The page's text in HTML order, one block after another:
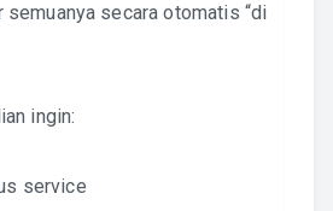
semuanya secara otomatis “di
ingin:
service